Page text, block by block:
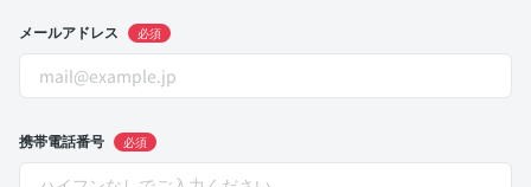
メールアドレス 必須
携帯電話番号 必須